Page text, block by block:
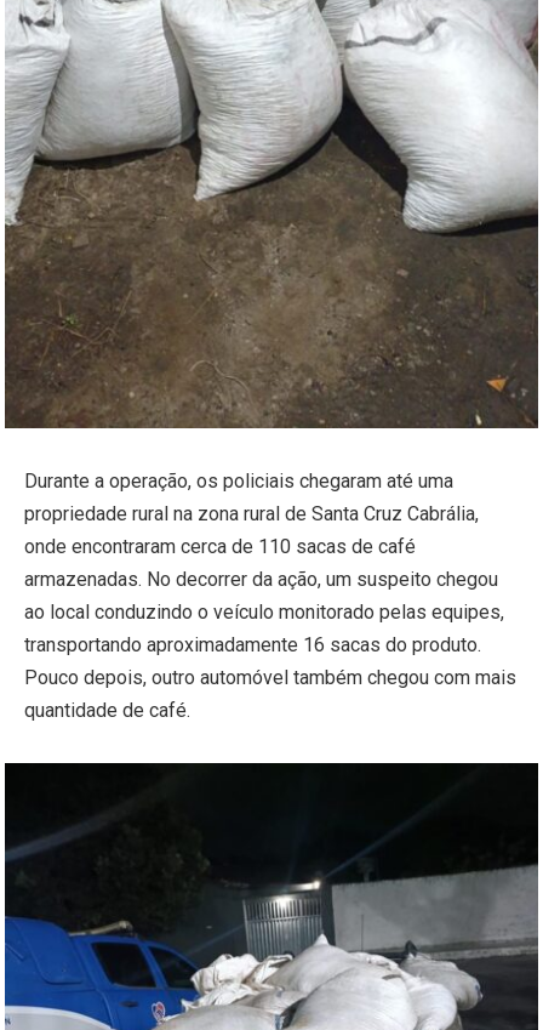
Durante a operação, os policiais chegaram até uma
propriedade rural na zona rural de Santa Cruz Cabrália,
onde encontraram cerca de 110 sacas de café
armazenadas. No decorrer da ação, um suspeito chegou
ao local conduzindo o veículo monitorado pelas equipes,
transportando aproximadamente 16 sacas do produto.
Pouco depois, outro automóvel também chegou com mais
quantidade de café.